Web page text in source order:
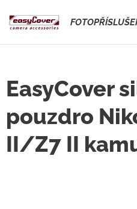
EasyCover
pouzdro
II/Z7 II